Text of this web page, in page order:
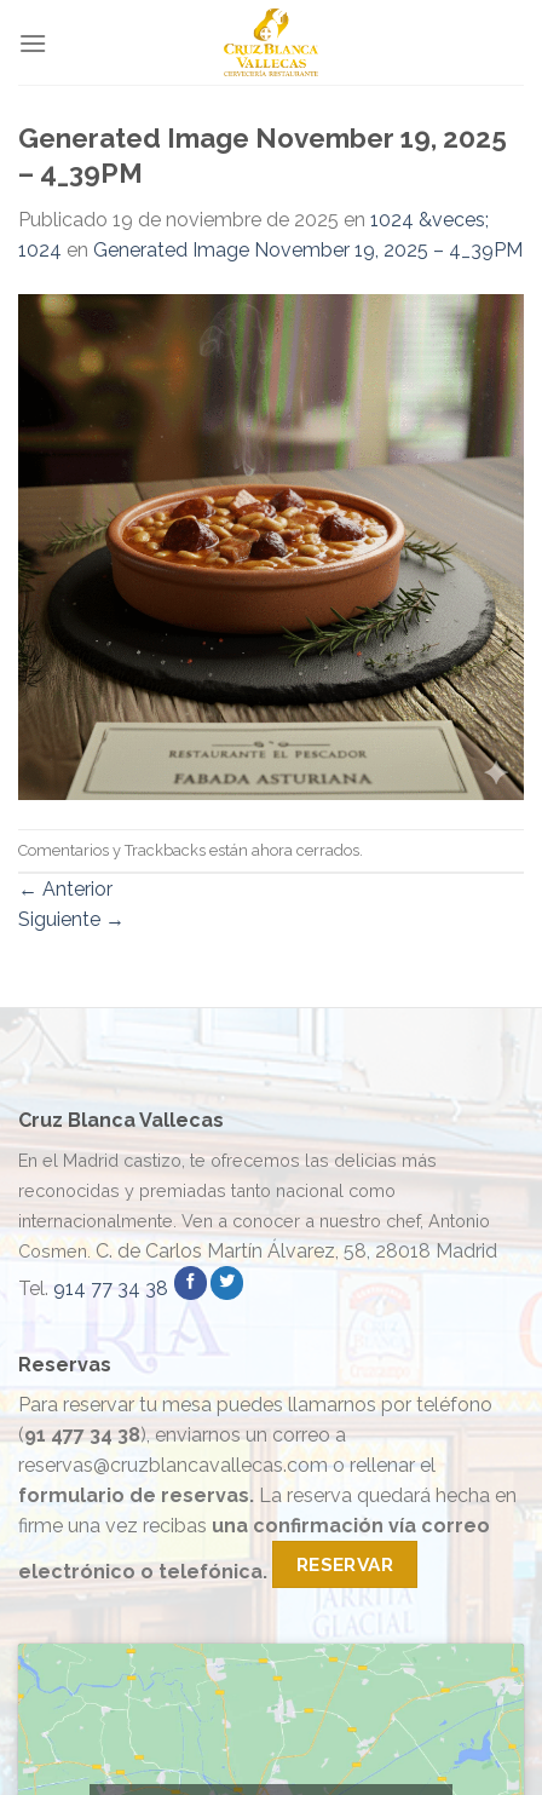
Generated Image November 19, 2025
– 4_39PM
Publicado 19 de noviembre de 2025 en 1024 &veces;
1024 en Generated Image November 19, 2025 – 4_39PM
Comentarios y Trackbacks están ahora cerrados.
← Anterior
Siguiente →
Cruz Blanca Vallecas
En el Madrid castizo, te ofrecemos las delicias más
reconocidas y premiadas tanto nacional como
internacionalmente. Ven a conocer a nuestro chef, Antonio
Cosmen. C. de Carlos Martín Álvarez, 58, 28018 Madrid
Tel. 914 77 34 38
Reservas
Para reservar tu mesa puedes llamarnos por teléfono
(91 477 34 38), enviarnos un correo a
reservas@cruzblancavallecas.com o rellenar el
formulario de reservas. La reserva quedará hecha en
firme una vez recibas una confirmación vía correo
electrónico o telefónica. RESERVAR